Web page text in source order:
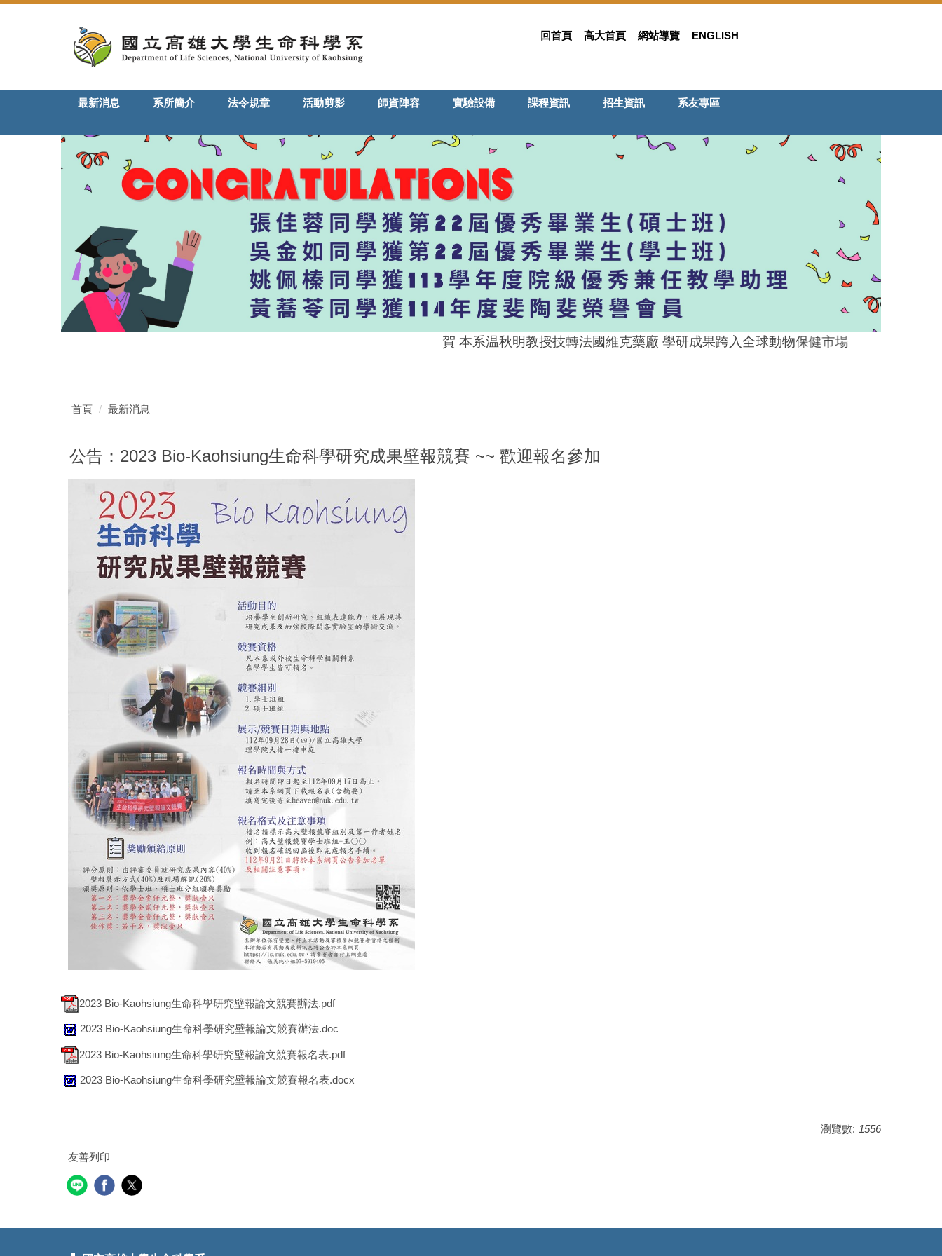
容
回首頁 高大首頁 網站導覽 ENGLISH
最新消息 系所簡介 法令規章 活動剪影 師資陣容 實驗設備 課程資訊 招生資訊 系友專區
賀 本系温秋明教授技轉法國維克藥廠 學研成果跨入全球動物保健市場
首頁 最新消息
公告：2023 Bio-Kaohsiung生命科學研究成果壁報競賽 ~~ 歡迎報名參加
2023 Bio-Kaohsiung生命科學研究壁報論文競賽辦法.pdf
2023 Bio-Kaohsiung生命科學研究壁報論文競賽辦法.doc
2023 Bio-Kaohsiung生命科學研究壁報論文競賽報名表.pdf
2023 Bio-Kaohsiung生命科學研究壁報論文競賽報名表.docx
瀏覽數: 1556
友善列印